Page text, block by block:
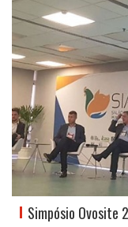
Simpósio Ovosite